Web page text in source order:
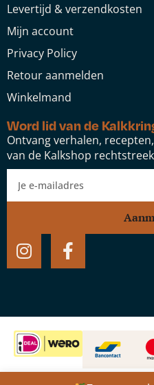
Metakaolin
Levertijd & verzendkosten
Mijn account
Privacy Policy
Retour aanmelden
Winkelmand
Word lid van de
Ontvang verhalen,
van de Kalkshop
Website